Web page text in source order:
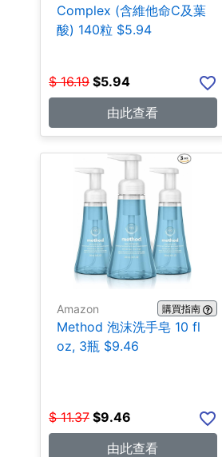
Complex (含維他命C及葉
酸) 140粒 $5.94
$ 16.19 $5.94
由此查看
Amazon 購買指南
Method 泡沫洗手皂 10 fl
oz, 3瓶 $9.46
$ 11.37 $9.46
由此查看